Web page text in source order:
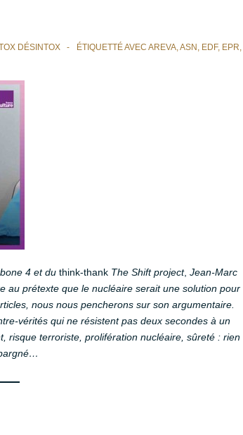
DÉSINTOX ÉTIQUETTÉ AVEC AREVA,ASN , EDF, EPR,
4 et du think-thank The Shift project, Jean-Marc
au prétexte que le nucléaire serait une solution pour
nous nous pencherons sur son argumentaire.
vérités qui ne résistent pas deux secondes à un
risque terroriste, prolifération nucléaire, sûreté : rien